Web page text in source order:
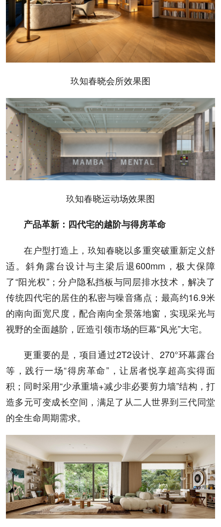
玖知春晓会所效果图
玖知春晓运动场效果图
产品革新：四代宅的越阶与得房革命
在户型打造上，玖知春晓以多重突破重新定义舒
适。斜角露台设计与主梁后退600mm，极大保障
了“阳光权”；分户隐私挡板与同层排水技术，解决了
传统四代宅的居住的私密与噪音痛点；最高约16.9米
的南向面宽尺度，配合南向全景落地窗，实现采光与
视野的全面越阶，匠造引领市场的巨幕“风光”大宅。
更重要的是，项目通过2T2设计、270°环幕露台
等，践行一场“得房革命”，让居者悦享超高实得面
积；同时采用“少承重墙+减少非必要剪力墙”结构，打
造多元可变成长空间，满足了从二人世界到三代同堂
的全生命周期需求。